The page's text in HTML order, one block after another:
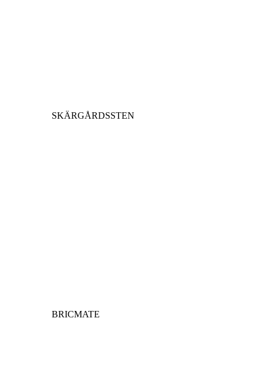
SKÄRGÅRDSSTEN
BRICMATE